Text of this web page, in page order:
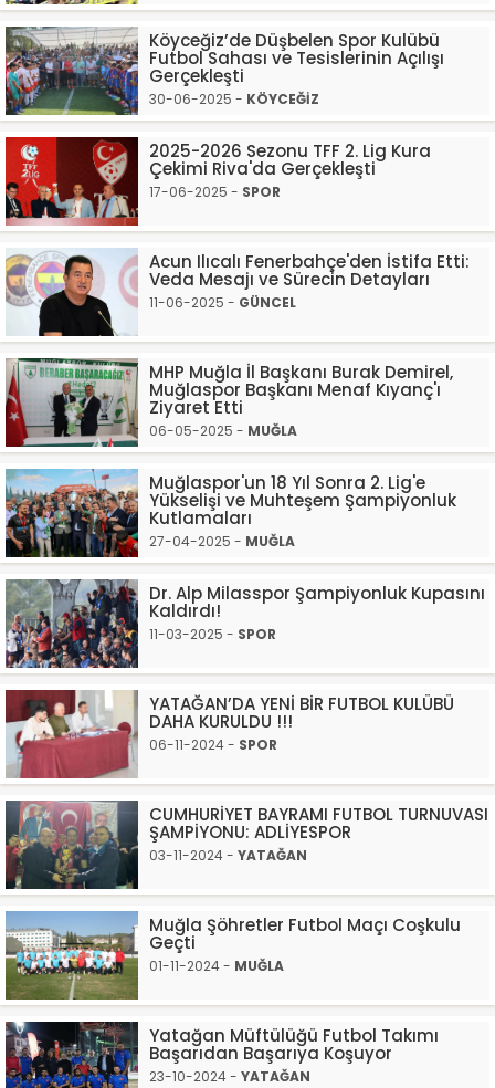
Köyceğiz’de Düşbelen Spor Kulübü
Futbol Sahası ve Tesislerinin Açılışı
Gerçekleşti
30-06-2025 - KÖYCEĞİZ
2025-2026 Sezonu TFF 2. Lig Kura
Çekimi Riva'da Gerçekleşti
17-06-2025 - SPOR
Acun Ilıcalı Fenerbahçe'den İstifa Etti:
Veda Mesajı ve Sürecin Detayları
11-06-2025 - GÜNCEL
MHP Muğla İl Başkanı Burak Demirel,
Muğlaspor Başkanı Menaf Kıyanç'ı
Ziyaret Etti
06-05-2025 - MUĞLA
Muğlaspor'un 18 Yıl Sonra 2. Lig'e
Yükselişi ve Muhteşem Şampiyonluk
Kutlamaları
27-04-2025 - MUĞLA
Dr. Alp Milasspor Şampiyonluk Kupasını
Kaldırdı!
11-03-2025 - SPOR
YATAĞAN’DA YENİ BİR FUTBOL KULÜBÜ
DAHA KURULDU !!!
06-11-2024 - SPOR
CUMHURİYET BAYRAMI FUTBOL TURNUVASI
ŞAMPİYONU: ADLİYESPOR
03-11-2024 - YATAĞAN
Muğla Şöhretler Futbol Maçı Coşkulu
Geçti
01-11-2024 - MUĞLA
Yatağan Müftülüğü Futbol Takımı
Başarıdan Başarıya Koşuyor
23-10-2024 - YATAĞAN